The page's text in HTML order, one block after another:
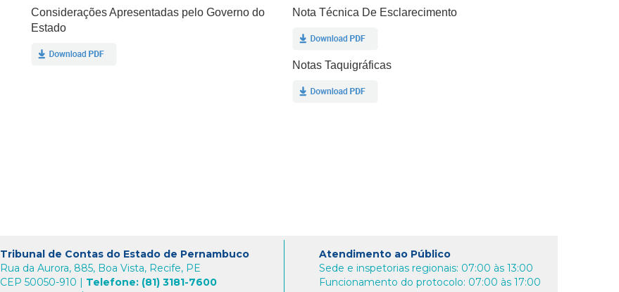
Considerações Apresentadas pelo Governo do
Estado
Nota Técnica De Esclarecimento
Notas Taquigráficas
Tribunal de Contas do Estado de Pernambuco
Rua da Aurora, 885, Boa Vista, Recife, PE
CEP 50050-910 | Telefone: (81) 3181-7600
Atendimento ao Público
Sede e inspetorias regionais: 07:00 às 13:00
Funcionamento do protocolo: 07:00 às 17:00